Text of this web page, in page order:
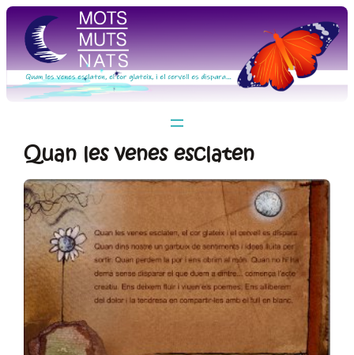
Vés
al
contingut
Quan les venes esclaten